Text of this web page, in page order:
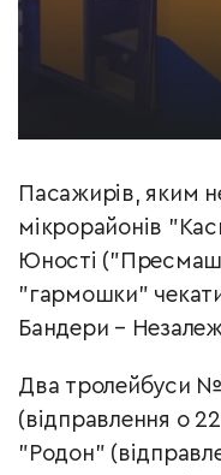
Пасажирів, яким
мікрорайонів
Юності
"гармошки"
Бандери –
Два тролейбуси
(відправлення о
"Родон"